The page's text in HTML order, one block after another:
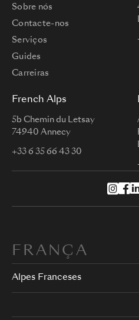
Sobre nós
Contacte-nos
Serviços
Guides
Carreiras
French Alps
5b Chemin du Letsay
74940 Annecy
+33 6 35 66 43 30
FRANÇA
Alpes Franceses